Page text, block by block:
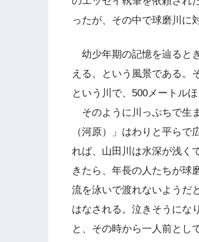
ったが、その中で球磨川に
幼少年期の記憶を辿ると
える、という風景である。
という川で、500メートル
そのように川っぷちで生
（河原）」はわりと平ら
れば、山田川は水深が浅く
きたら、年長の人たちが
流を泳いで渡れないようだ
はなされる。泣きそうにな
と、その時から一人前とし